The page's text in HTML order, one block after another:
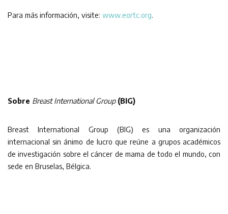
Para más información, visite: www.eortc.org.
Sobre Breast International Group (BIG)
Breast International Group (BIG) es una organización
internacional sin ánimo de lucro que reúne a grupos académicos
de investigación sobre el cáncer de mama de todo el mundo, con
sede en Bruselas, Bélgica.